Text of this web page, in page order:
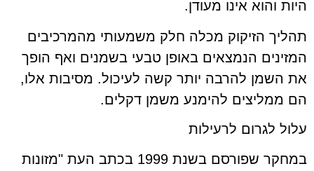
היות והוא אינו מעודן.
תהליך הזיקוק מכלה חלק משמעותי מהמרכיבים
המזינים הנמצאים באופן טבעי בשמנים ואף הופך
את השמן להרבה יותר קשה לעיכול. מסיבות אלו,
הם ממליצים להימנע משמן דקלים.
עלול לגרום לרעילות
במחקר שפורסם בשנת 1999 בכתב העת "מזונות